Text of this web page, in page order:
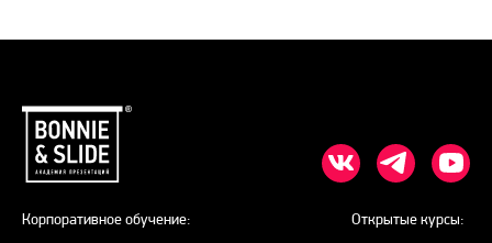
Корпоративное обучение: Открытые курсы: